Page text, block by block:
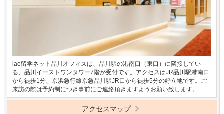
iae留学ネット品川オフィスは、品川駅の港南口（東口）に隣接してい
る、品川イーストワンタワー7階が受付です。アクセスはJR品川駅港南口
から徒歩1分、京浜急行線京急品川駅JR口から徒歩5分の好立地です。ご
来訪の際は予約制につき事前にご連絡頂きますようお願い致します。
アクセスマップ